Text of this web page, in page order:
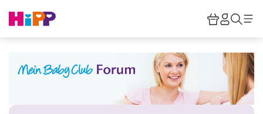
HiPP